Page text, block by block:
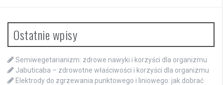
Ostatnie wpisy
Semiwegetarianizm: zdrowe nawyki i korzyści dla organizmu
Jabuticaba – zdrowotne właściwości i korzyści dla organizmu
Elektrody do zgrzewania punktowego i liniowego: jak dobrać